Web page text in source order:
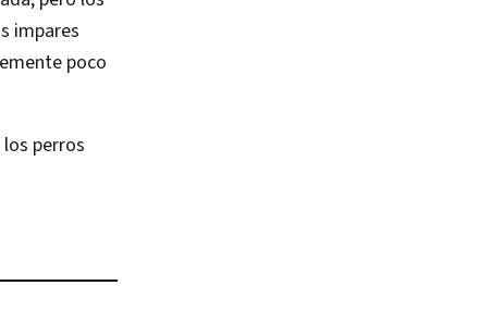
impares
poco
perros